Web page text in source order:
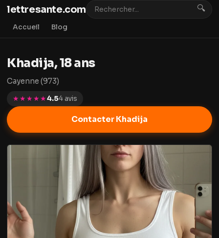
lettresante.com 🔍
Accueil Blog
Khadija, 18 ans
Cayenne (973)
★★★★★4.54 avis
Contacter Khadija